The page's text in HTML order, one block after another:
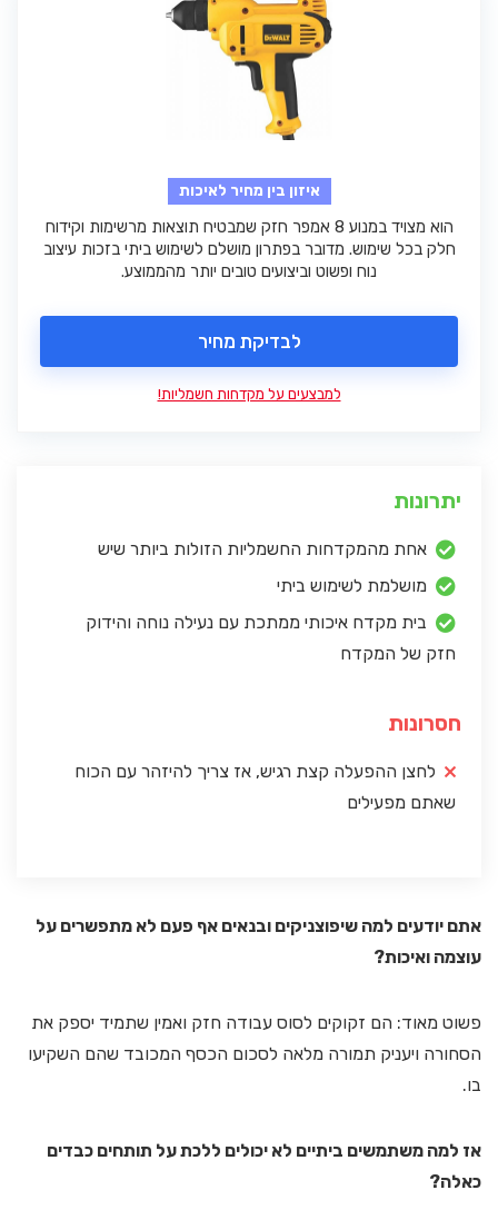
איזון בין מחיר לאיכות
הוא מצויד במנוע 8 אמפר חזק שמבטיח תוצאות מרשימות וקידוח
חלק בכל שימוש. מדובר בפתרון מושלם לשימוש ביתי בזכות עיצוב
נוח ופשוט וביצועים טובים יותר מהממוצע.
לבדיקת מחיר
למבצעים על מקדחות חשמליות!
יתרונות
אחת מהמקדחות החשמליות הזולות ביותר שיש
מושלמת לשימוש ביתי
בית מקדח איכותי ממתכת עם נעילה נוחה והידוק
חזק של המקדח
חסרונות
לחצן ההפעלה קצת רגיש, אז צריך להיזהר עם הכוח
שאתם מפעילים
אתם יודעים למה שיפוצניקים ובנאים אף פעם לא מתפשרים על
עוצמה ואיכות?
פשוט מאוד: הם זקוקים לסוס עבודה חזק ואמין שתמיד יספק את
הסחורה ויעניק תמורה מלאה לסכום הכסף המכובד שהם השקיעו
בו.
אז למה משתמשים ביתיים לא יכולים ללכת על תותחים כבדים
כאלה?